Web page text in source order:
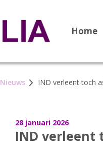
Home
Nieuws IND verleent toch
28 januari 2026
IND verleent